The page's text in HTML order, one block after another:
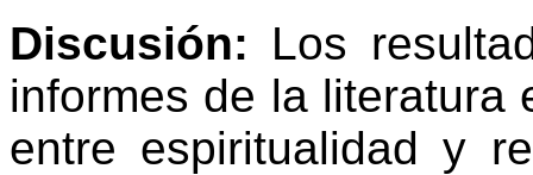
Discusión: Los
informes de la literatura
entre espiritualidad y